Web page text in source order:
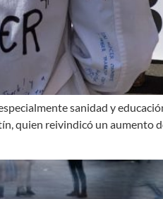
sanidad y
quien reivindicó un aumento